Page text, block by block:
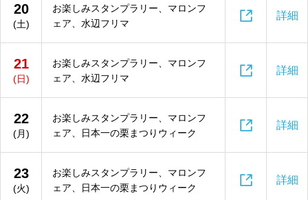
20
(土)
お楽しみスタンプラリー、マロンフ
ェア、水辺フリマ
 詳細
21
(日)
お楽しみスタンプラリー、マロンフ
ェア、水辺フリマ
 詳細
22
(月)
お楽しみスタンプラリー、マロンフ
ェア、日本一の栗まつりウィーク
 詳細
23
(火)
お楽しみスタンプラリー、マロンフ
ェア、日本一の栗まつりウィーク
 詳細